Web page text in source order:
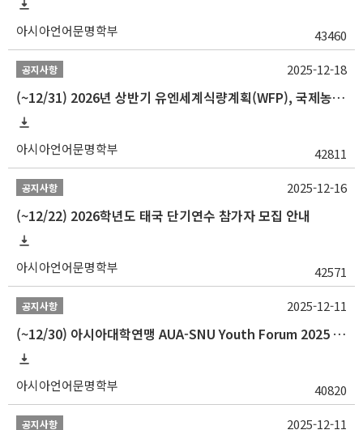
아시아언어문명학부 43460
공지사항
(~12/31) 2026년 상반기 유엔세계식량계획(WFP), 국제농업개발기금(IFAD) 및 유엔아동기금(UNICEF) 인턴십 프로그램 참가자 모집
아시아언어문명학부 42811
2025-12-18
공지사항
(~12/22) 2026학년도 태국 단기연수 참가자 모집 안내
아시아언어문명학부 42571
2025-12-16
공지사항
(~12/30) 아시아대학연맹 AUA-SNU Youth Forum 2025 참가자 선발 안내
아시아언어문명학부 40820
2025-12-11
공지사항 2025-12-11